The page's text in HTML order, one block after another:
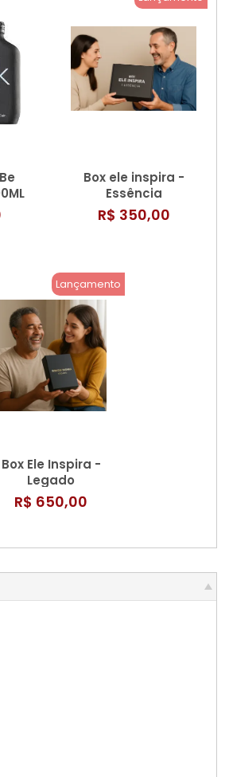
Box ele inspira -
Essência
R$ 350,00
Lançamento
Box Ele Inspira -
Legado
R$ 650,00